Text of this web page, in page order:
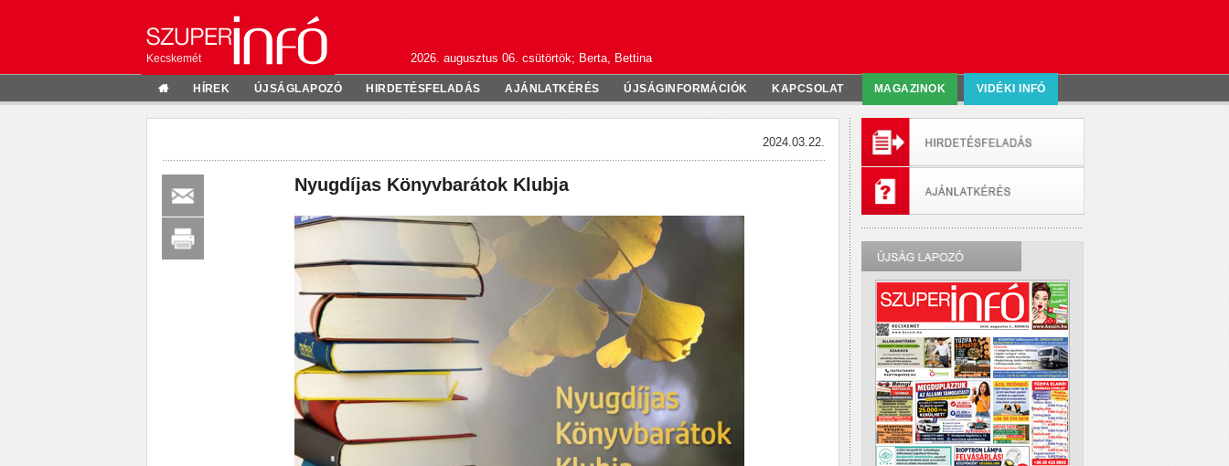
Kecskemét 2026. augusztus 06. csütörtök; Berta, Bettina
HÍREK ÚJSÁGLAPOZÓ HIRDETÉSFELADÁS AJÁNLATKÉRÉS ÚJSÁGINFORMÁCIÓK KAPCSOLAT MAGAZINOK VIDÉKI INFÓ
2024.03.22.
Nyugdíjas Könyvbarátok Klubja